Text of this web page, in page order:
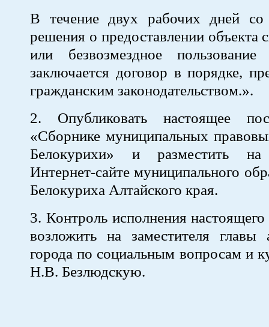
В течение двух рабочих дней со
решения о предоставлении объекта
или безвозмездное
заключается договор в порядке,
гражданским законодательством.».
2. Опубликовать настоящее
«Сборнике муниципальных
Белокурихи» и разместить на
Интернет-сайте муниципального
Белокуриха Алтайского края.
3. Контроль исполнения
возложить на заместителя главы
города по социальным
Н.В. Безлюдскую.